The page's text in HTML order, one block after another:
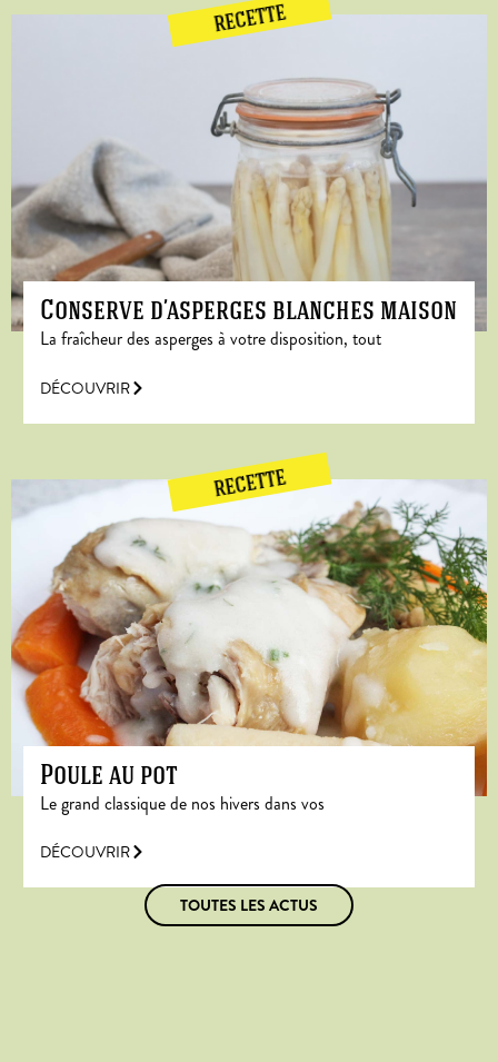
RECETTE
Conserve d’asperges blanches maison
La fraîcheur des asperges à votre disposition, tout
DÉCOUVRIR
RECETTE
Poule au pot
Le grand classique de nos hivers dans vos
DÉCOUVRIR
TOUTES LES ACTUS